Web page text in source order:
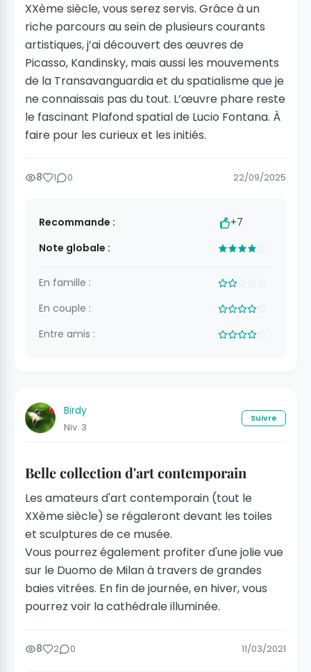
XXème siècle, vous serez servis. Grâce à un
riche parcours au sein de plusieurs courants
artistiques, j’ai découvert des œuvres de
Picasso, Kandinsky, mais aussi les mouvements
de la Transavanguardia et du spatialisme que je
ne connaissais pas du tout. L’œuvre phare reste
le fascinant Plafond spatial de Lucio Fontana. À
faire pour les curieux et les initiés.
8 1 0 22/09/2025
Recommande :
+7
Note globale :
En famille :
En couple :
Entre amis :
Birdy
Niv. 3
Suivre
Belle collection d'art contemporain
Les amateurs d'art contemporain (tout le
XXème siècle) se régaleront devant les toiles
et sculptures de ce musée.
Vous pourrez également profiter d'une jolie vue
sur le Duomo de Milan à travers de grandes
baies vitrées. En fin de journée, en hiver, vous
pourrez voir la cathédrale illuminée.
8 2 0 11/03/2021